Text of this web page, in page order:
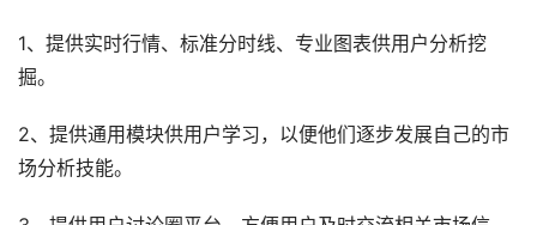
1、提供实时行情、标准分时线、专业图表供用户分析挖
掘。
2、提供通用模块供用户学习，以便他们逐步发展自己的市
场分析技能。